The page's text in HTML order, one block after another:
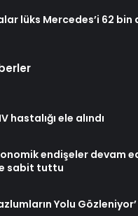
lüks Mercedes’i 62
hastalığı ele alındı
endişeler devam
sabit tuttu
Yolu Gözleniyor’